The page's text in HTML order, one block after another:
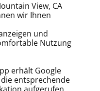
View, CA
wir Ihnen
und
Nutzung
erhält Google
entsprechende